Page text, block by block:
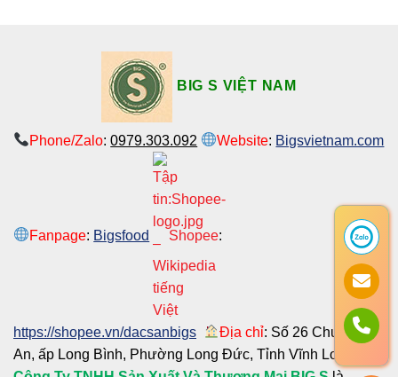
BIG S VIỆT NAM
Phone/Zalo:0979.303.092 Website: Bigsvietnam.com
Fanpage: Bigsfood Shopee:
https://shopee.vn/dacsanbigs Địa chỉ: Số 26 Chu Văn
An, ấp Long Bình, Phường Long Đức, Tỉnh Vĩnh Long